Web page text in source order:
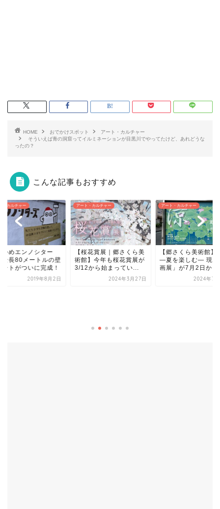
HOME おでかけスポット
アート・カルチャー
そういえば青の洞窟ってイルミネーションが目黒川でやってたけど、あれどうな
ったの？
こんな記事もおすすめ
・カルチャー
かめエンノシター
全長80メートルの壁
ートがついに完成！
2019年8月2日
アート・カルチャー
【桜花賞展｜郷さくら美
術館】今年も桜花賞展が
3/12から始まってい...
2024年3月27日
アート・カルチャー
【郷さくら美術館】
―夏を楽しむ― 現代
画展」が7月2日か...
2024年7